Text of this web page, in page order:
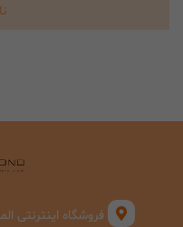
فروشگاه اینترنتی